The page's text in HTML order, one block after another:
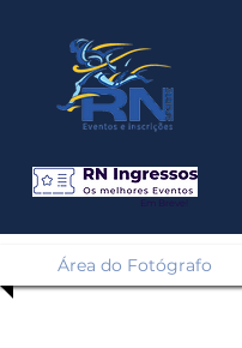
Em Breve!
Área do Fotógrafo